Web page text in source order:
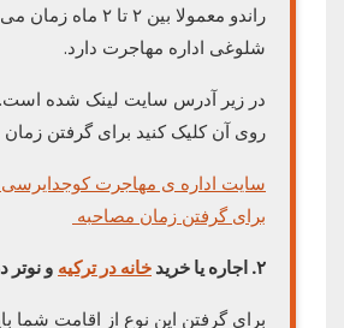
راندو معمولا بین ۲
شلوغی اداره مهاجرت دارد.
در زیر آدرس سایت لینک شده است.
روی آن کلیک کنید برای گرفتن
برایگرفتن زمان مصاحبه
۲.اجاره یا خریدخانه در ترکیه و نوتر
برای گرفتن این نوع از اقامت شما